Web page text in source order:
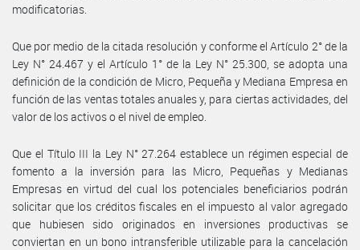
modificatorias.
Que por medio de la citada resolución y conforme el Artículo 2° de la
Ley N° 24.467 y el Artículo 1° de la Ley N° 25.300, se adopta una
definición de la condición de Micro, Pequeña y Mediana Empresa en
función de las ventas totales anuales y, para ciertas actividades, del
valor de los activos o el nivel de empleo.
Que el Título III la Ley N° 27.264 establece un régimen especial de
fomento a la inversión para las Micro, Pequeñas y Medianas
Empresas en virtud del cual los potenciales beneficiarios podrán
solicitar que los créditos fiscales en el impuesto al valor agregado
que hubiesen sido originados en inversiones productivas se
conviertan en un bono intransferible utilizable para la cancelación